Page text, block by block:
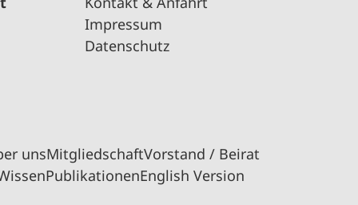
Impressum
Datenschutz
unsMitgliedschaftVorstand / Beirat
PublikationenEnglish Version